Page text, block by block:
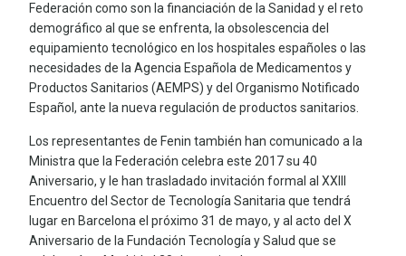
Federación como son la financiación de la Sanidad y el reto
demográfico al que se enfrenta, la obsolescencia del
equipamiento tecnológico en los hospitales españoles o las
necesidades de la Agencia Española de Medicamentos y
Productos Sanitarios (AEMPS) y del Organismo Notificado
Español, ante la nueva regulación de productos sanitarios.
Los representantes de Fenin también han comunicado a la
Ministra que la Federación celebra este 2017 su 40
Aniversario, y le han trasladado invitación formal al XXIII
Encuentro del Sector de Tecnología Sanitaria que tendrá
lugar en Barcelona el próximo 31 de mayo, y al acto del X
Aniversario de la Fundación Tecnología y Salud que se